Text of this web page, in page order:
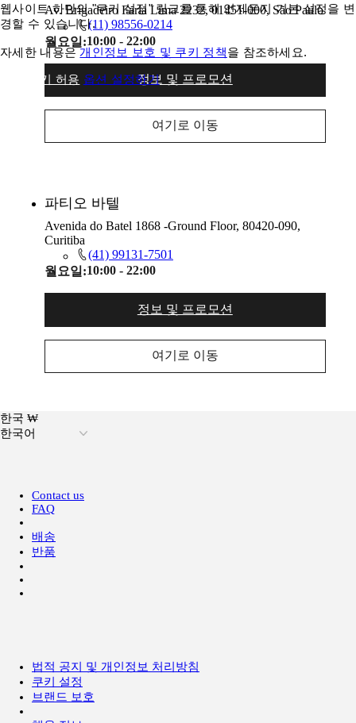
Av. Brigadeiro Faria Lima 2232, 01451-000, São Paulo
(11) 98556-0214
월요일:10:00 - 22:00
정보 및 프로모션
여기로 이동
파티오 바텔
Avenida do Batel 1868 -Ground Floor, 80420-090,
Curitiba
(41) 99131-7501
월요일:10:00 - 22:00
정보 및 프로모션
여기로 이동
한국 ₩
한국어
Contact us
FAQ
배송
반품
법적 공지 및 개인정보 처리방침
쿠키 설정
브랜드 보호
웹사이트 하단의 "쿠키 설정" 링크를 통해 언제든지 기본 설정을 변
경할 수 있습니다.
자세한 내용은개인정보 보호 및 쿠키 정책을 참조하세요.
모든 쿠키 허용 옵션 설정하기